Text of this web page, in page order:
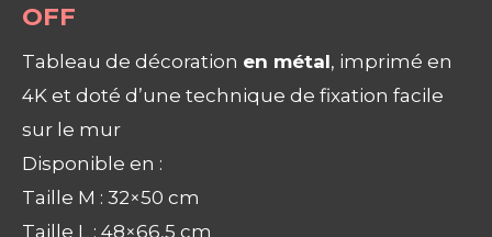
OFF
Tableau de décoration en métal, imprimé en
4K et doté d’une technique de fixation facile
sur le mur
Disponible en :
Taille M : 32×50 cm
Taille L : 48×66,5 cm